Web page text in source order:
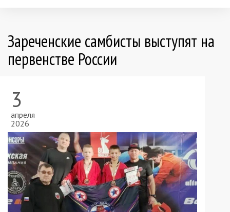
Зареченские самбисты выступят на
первенстве России
3
апреля
2026